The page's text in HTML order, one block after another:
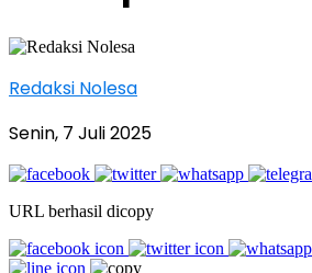
Redaksi Nolesa
Senin, 7 Juli 2025
URL berhasil dicopy